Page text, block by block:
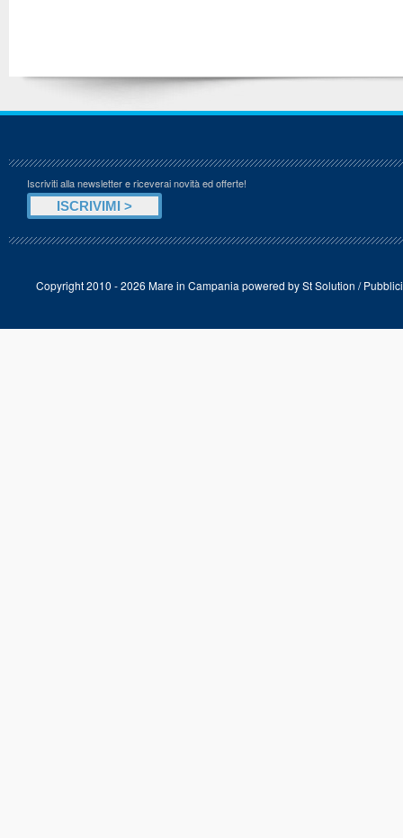
Iscriviti alla newsletter e riceverai novità ed offerte!
Copyright 2010 - 2026 Mare in Campania powered bySt Solution /